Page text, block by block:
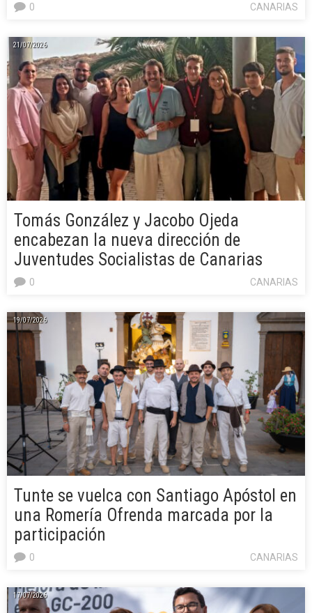
CANARIAS
0
21/07/2026
Tomás González y Jacobo Ojeda
encabezan la nueva dirección de
Juventudes Socialistas de Canarias
CANARIAS
0
19/07/2026
Tunte se vuelca con Santiago Apóstol en
una Romería Ofrenda marcada por la
participación
CANARIAS
0
17/07/2026